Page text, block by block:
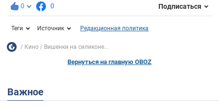
0 0 Подписаться
Теги Источник Редакционная политика
Кино Вишенки на силиконе...
Вернуться на главную OBOZ
Важное